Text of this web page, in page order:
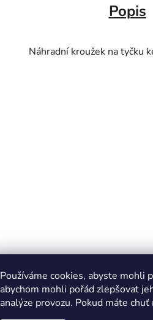
Používáme cookies, abyste mohli
abychom mohli pořád zlepšovat
analýze provozu. Pokud máte
Popis
Náhradní kroužek na tyčku